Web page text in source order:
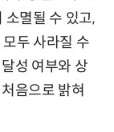
멸될 수 있고,
두 사라질 수
성 여부와 상
음으로 밝혀